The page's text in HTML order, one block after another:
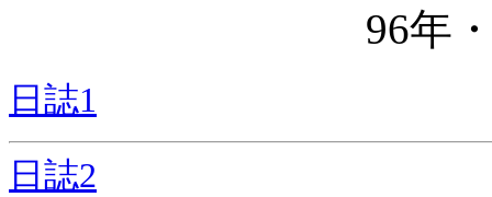
96年
日誌1
日誌2